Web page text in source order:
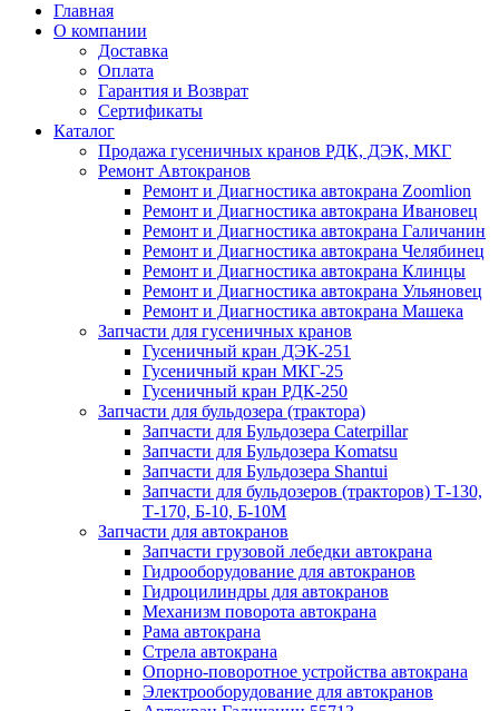
Главная
О компании
Доставка
Оплата
Гарантия и Возврат
Сертификаты
Каталог
Продажа гусеничных кранов РДК, ДЭК, МКГ
Ремонт Автокранов
Ремонт и Диагностика автокрана Zoomlion
Ремонт и Диагностика автокрана Ивановец
Ремонт и Диагностика автокрана Галичанин
Ремонт и Диагностика автокрана Челябинец
Ремонт и Диагностика автокрана Клинцы
Ремонт и Диагностика автокрана Ульяновец
Ремонт и Диагностика автокрана Машека
Запчасти для гусеничных кранов
Гусеничный кран ДЭК-251
Гусеничный кран МКГ-25
Гусеничный кран РДК-250
Запчасти для бульдозера (трактора)
Запчасти для Бульдозера Caterpillar
Запчасти для Бульдозера Komatsu
Запчасти для Бульдозера Shantui
Запчасти для бульдозеров (тракторов) Т-130,
Т-170, Б-10, Б-10М
Запчасти для автокранов
Запчасти грузовой лебедки автокрана
Гидрооборудование для автокранов
Гидроцилиндры для автокранов
Механизм поворота автокрана
Рама автокрана
Стрела автокрана
Опорно-поворотное устройства автокрана
Электрооборудование для автокранов